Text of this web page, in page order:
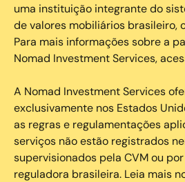
uma instituição integrante do
de valores mobiliários brasileiro,
Para mais informações sobre a
Nomad Investment Services,
A Nomad Investment Services
exclusivamente nos Estados
as regras e regulamentações
serviços não estão registrados
supervisionados pela CVM ou
reguladora brasileira. Leia mais